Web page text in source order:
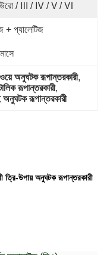
/ Ⅲ / Ⅳ / Ⅴ / Ⅵ
+ প্যালেটিজ
অনুঘটক রূপান্তরকারী,
রূপান্তরকারী,
রূপান্তরকারী
ত্রি-উপায় অনুঘটক রূপান্তরকারী